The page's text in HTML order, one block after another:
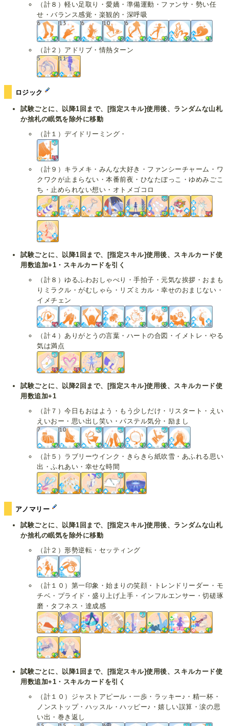
（計８）軽い足取り・愛嬌・準備運動・ファンサ・勢い任
せ・バランス感覚・楽観的・深呼吸
（計２）アドリブ・情熱ターン
ロジック
試験ごとに、以降1回まで、[指定スキル]使用後、ランダムな山札
か捨札の眠気を除外に移動
（計１）デイドリーミング・
（計９）キラメキ・みんな大好き・ファンシーチャーム・ワ
クワクが止まらない・本番前夜・ひなたぼっこ・ゆめみごこ
ち・止められない想い・オトメゴコロ
試験ごとに、以降1回まで、[指定スキル]使用後、スキルカード使
用数追加+1・スキルカードを引く
（計８）ゆるふわおしゃべり・手拍子・元気な挨拶・おまも
りミラクル・がむしゃら・リズミカル・幸せのおまじない・
イメチェン
（計４）ありがとうの言葉・ハートの合図・イメトレ・やる
気は満点
試験ごとに、以降2回まで、[指定スキル]使用後、スキルカード使
用数追加+1
（計７）今日もおはよう・もう少しだけ・リスタート・えい
えいおー・思い出し笑い・パステル気分・励まし
（計５）ラブリーウインク・きらきら紙吹雪・あふれる思い
出・ふれあい・幸せな時間
アノマリー
試験ごとに、以降1回まで、[指定スキル]使用後、ランダムな山札
か捨札の眠気を除外に移動
（計２）形勢逆転・セッティング
（計１０）第一印象・始まりの笑顔・トレンドリーダー・モ
チベ・プライド・盛り上げ上手・インフルエンサー・切磋琢
磨・タフネス・達成感
試験ごとに、以降1回まで、[指定スキル]使用後、スキルカード使
用数追加+1・スキルカードを引く
（計１０）ジャストアピール・一歩・ラッキー♪・精一杯・
ノンストップ・ハッスル・ハッピー♪・嬉しい誤算・涙の思
い出・巻き返し